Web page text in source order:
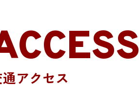
アクセス